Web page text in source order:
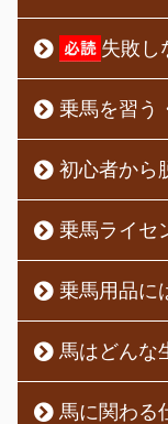
失敗し
乗馬を習う
初心者から
乗馬ライセ
乗馬用品に
馬はどんな
馬に関わる